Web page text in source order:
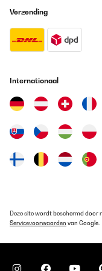
Sono davvero
(dalla Germania,
potenza
montaggio.Lo
professionali),
che basti: io ho
l'aggancio a
pertanto
Utente Amazon
Verzending
Internationaal
Deze site wordt beschermd door
Servicevoorwaarden van Google.